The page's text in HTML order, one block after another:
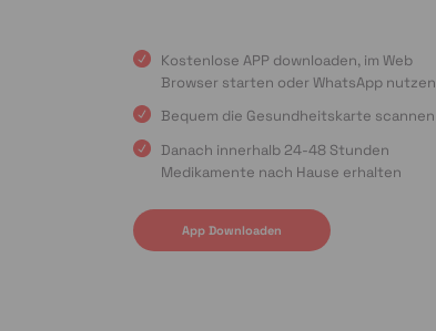
Kostenlose APP downloaden, im Web
Browser starten oder WhatsApp nutzen
Bequem die Gesundheitskarte scannen
Danach innerhalb 24-48 Stunden
Medikamente nach Hause erhalten
App Downloaden